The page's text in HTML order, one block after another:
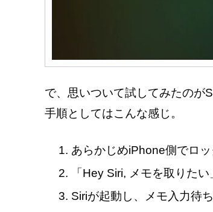
で、思いついて試してみたのが
手順としてはこんな感じ。
あらかじめiPhone側でロ
「Hey Siri, メモを取りた
Siriが起動し、メモ入力待